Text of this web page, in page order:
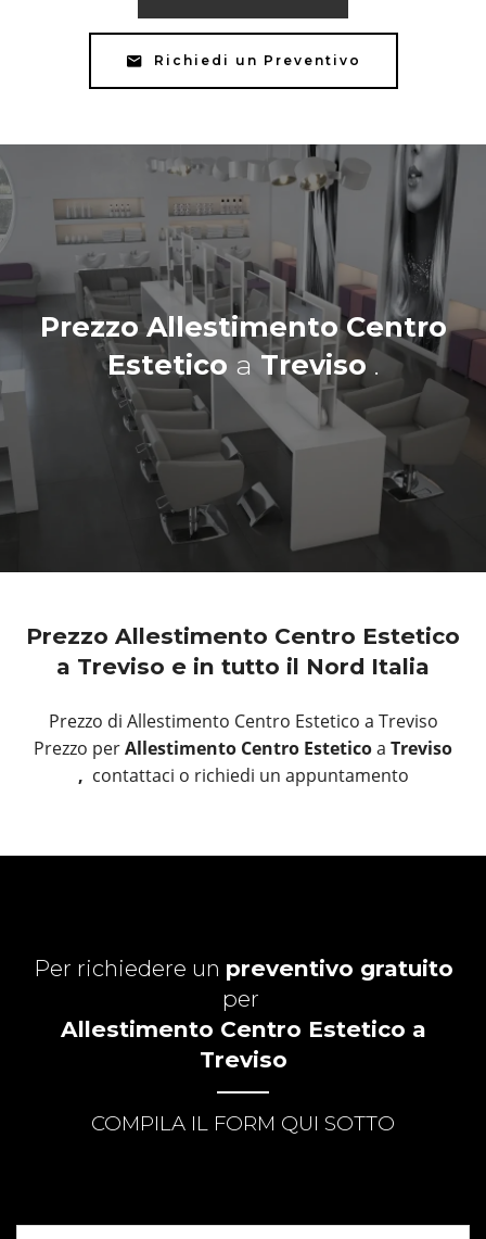
Richiedi un Preventivo
Prezzo Allestimento Centro
Estetico a Treviso.
Prezzo Allestimento Centro Estetico
a Treviso e in tutto il Nord Italia
Prezzo di Allestimento Centro Estetico a Treviso
Prezzo perAllestimento Centro Esteticoa Treviso
, contattaci o richiedi un appuntamento
Per richiedere un preventivo gratuito
per
Allestimento Centro Estetico a
Treviso
COMPILA IL FORM QUI SOTTO